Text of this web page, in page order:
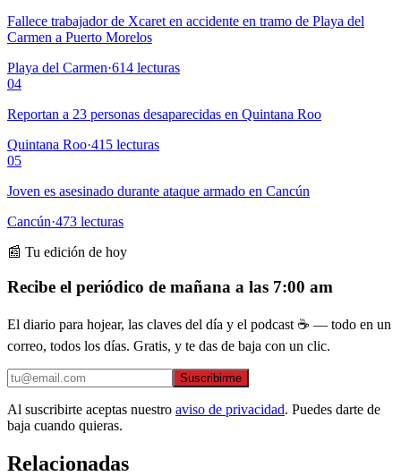
Fallece trabajador de Xcaret en accidente en tramo de Playa del
Carmen a Puerto Morelos
Playa del Carmen·614 lecturas
04
Reportan a 23 personas desaparecidas en Quintana Roo
Quintana Roo·415 lecturas
05
Joven es asesinado durante ataque armado en Cancún
Cancún·473 lecturas
📰 Tu edición de hoy
Recibe el periódico de mañana a las 7:00 am
El diario para hojear, las claves del día y el podcast ☕ — todo en un
correo, todos los días. Gratis, y te das de baja con un clic.
Suscribirme
Al suscribirte aceptas nuestro aviso de privacidad. Puedes darte de
baja cuando quieras.
Relacionadas